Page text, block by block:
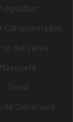
Campsentelles
del Vallès
Masquefa
Tiana
de Claramunt